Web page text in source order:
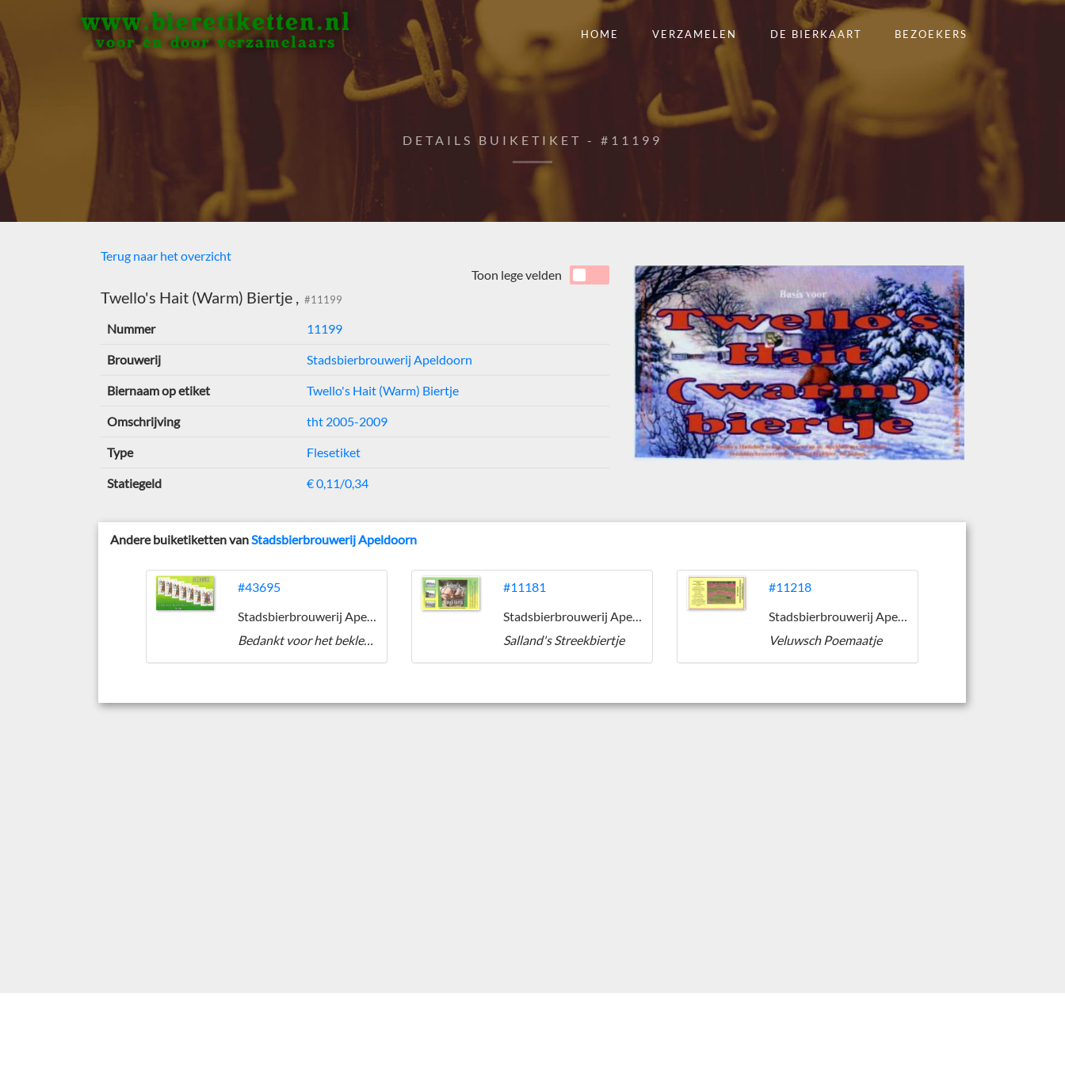
www.bieretiketten.nl
voor én door verzamelaars
HOME VERZAMELEN DE BIERKAART BEZOEKERS
DETAILS BUIKETIKET - #11199
Terug naar het overzicht
Twello's Hait (Warm) Biertje , #11199
Toon lege velden
Nummer 11199
Brouwerij Stadsbierbrouwerij Apeldoorn
Biernaam op etiket Twello's Hait (Warm) Biertje
Omschrijving tht 2005-2009
Type Flesetiket
Statiegeld € 0,11/0,34
Andere buiketiketten vanStadsbierbrouwerij Apeldoorn
#43695
Stadsbierbrouwerij Apeldoorn
Bedankt voor het bekleden van de trap
#11181
Stadsbierbrouwerij Apeldoorn
Salland's Streekbiertje
#11218
Stadsbierbrouwerij Apeldoorn
Veluwsch Poemaatje